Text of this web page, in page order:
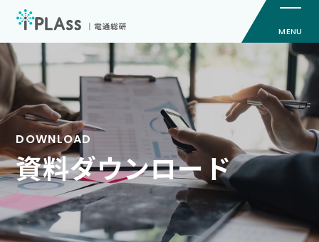
iPLAssとは
機能
価格
導入事例
サービス
資料ダウンロード